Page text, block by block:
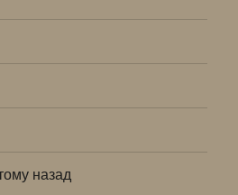
назад